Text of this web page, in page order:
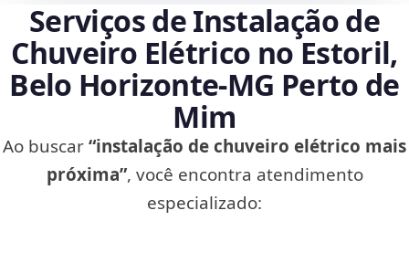
Serviços de Instalação de
Chuveiro Elétrico no Estoril,
Belo Horizonte‑MG Perto de
Mim
Ao buscar“instalação de chuveiro elétrico mais
próxima”, você encontra atendimento
especializado: